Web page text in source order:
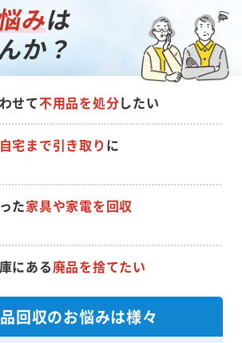
みは
か？
せて不用品を処分したい
た家具や家電を回収
自宅まで引き取り に
にある廃品を捨てたい
回収のお悩みは様々